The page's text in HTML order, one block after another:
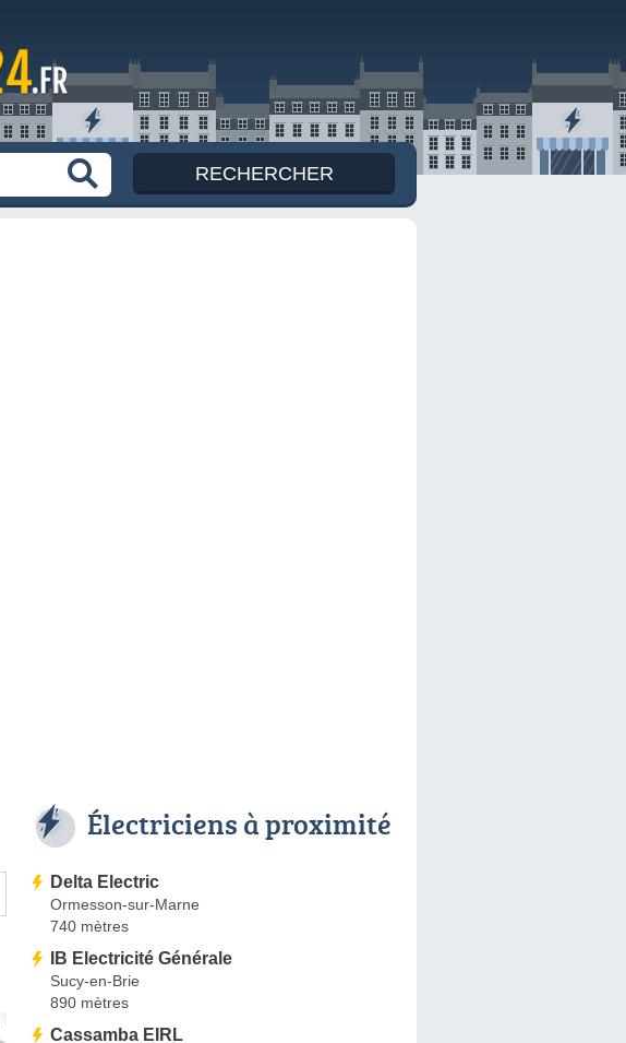
Électriciens à proximité
Delta Electric
Ormesson-sur-Marne
740 mètres
IB Electricité Générale
Sucy-en-Brie
890 mètres
Cassamba EIRL